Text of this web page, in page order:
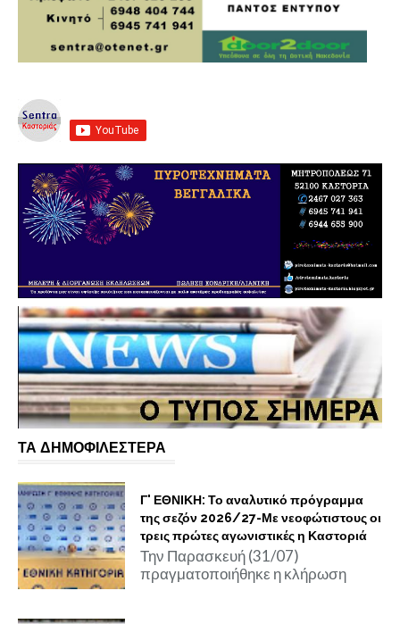
ΤΑ ΔΗΜΟΦΙΛΕΣΤΕΡΑ
Γ' ΕΘΝΙΚΗ: Το αναλυτικό πρόγραμμα
της σεζόν 2026/27-Με νεοφώτιστους οι
τρεις πρώτες αγωνιστικές η Καστοριά
Την Παρασκευή (31/07)
πραγματοποιήθηκε η κλήρωση